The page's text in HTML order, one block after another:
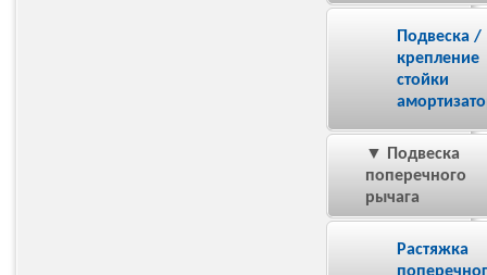
Подвеска /
крепление
стойки
▼ Подвеска
поперечного
рычага
Растяжка